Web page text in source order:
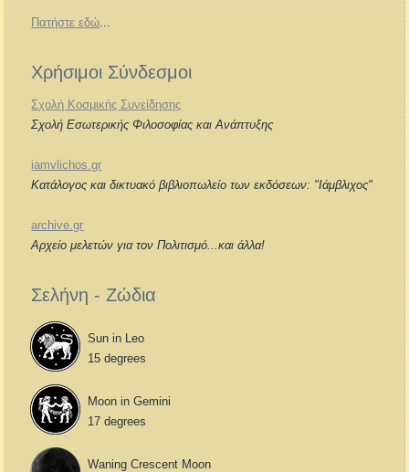
Πατήστε εδώ...
Χρήσιμοι Σύνδεσμοι
Σχολή Κοσμικής Συνείδησης
Σχολή Εσωτερικής Φιλοσοφίας και Ανάπτυξης
iamvlichos.gr
Κατάλογος και δικτυακό βιβλιοπωλείο των εκδόσεων: "Ιάμβλιχος"
archive.gr
Αρχείο μελετών για τον Πολιτισμό...και άλλα!
Σελήνη - Ζώδια
Sun in Leo
15 degrees
Moon in Gemini
17 degrees
Waning Crescent Moon